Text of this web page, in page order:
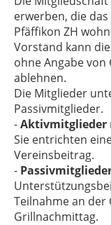
erwerben, die
Pfäffikon ZH
Vorstand kann
ohne Angabe
ablehnen.
Die Mitglieder
Passivmitglieder.
-Aktivmitglieder
Sie entrichten
Vereinsbeitrag.
-
Teilnahme an
Grillnachmittag.